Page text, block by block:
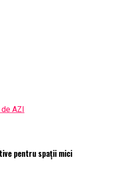
pentru spații mici